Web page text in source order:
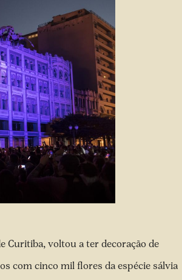
Curitiba, voltou a ter decoração de
com cinco mil flores da espécie sálvia